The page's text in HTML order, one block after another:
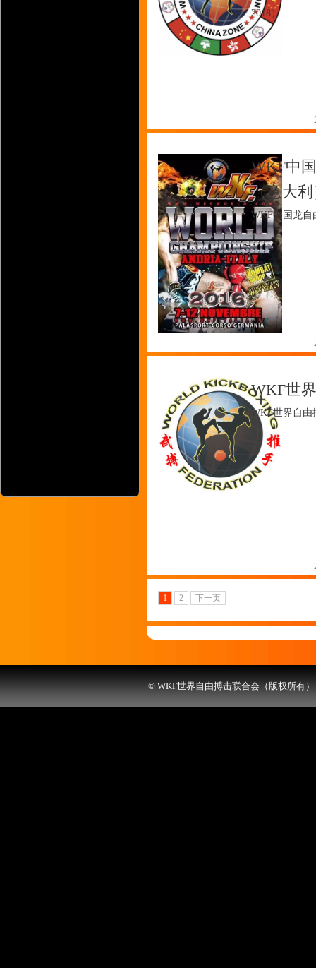
2018）
WKF中
（意大
WKF中国龙自
WKF世
WKF世界自
1 2 下一页
© WKF世界自由搏击联合会（版权所有